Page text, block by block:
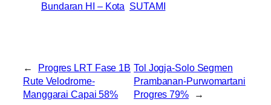
Bundaran HI – Kota SUTAMI
←
Progres LRT Fase 1B
Rute Velodrome-
Manggarai Capai 58%
Tol Jogja-Solo Segmen
Prambanan-Purwomartani
Progres 79%
→